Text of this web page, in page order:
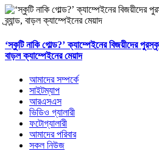
‘স্কুটি নাকি গোল্ড?’ ক্যাম্পেইনের বিজয়ীদের
বাড়ল ক্যাম্পেইনের মেয়াদ
আমাদের সম্পর্কে
সাইটম্যাপ
আরএসএস
ভিডিও গ্যালারী
ফটোগ্যালারী
আমাদের পরিবার
সকল নিউজ